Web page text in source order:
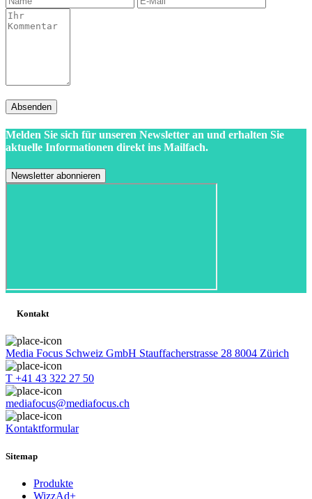
Absenden
Melden Sie sich für unseren Newsletter an und erhalten Sie
aktuelle Informationen direkt ins Mailfach.
Kontakt
Media Focus Schweiz GmbH Stauffacherstrasse 28 8004 Zürich
T +41 43 322 27 50
mediafocus@mediafocus.ch
Kontaktformular
Sitemap
Produkte
WizzAd+